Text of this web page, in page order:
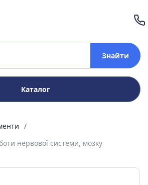
Каталог
Знайти
нервової системи, мозку